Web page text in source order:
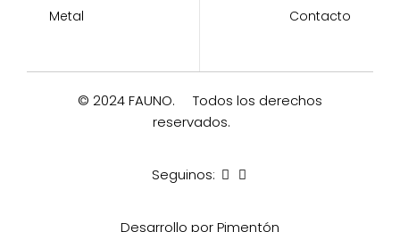
Metal
Contacto
© 2024 FAUNO.
Todos los derechos
reservados.
Seguinos:
Desarrollo por Pimentón